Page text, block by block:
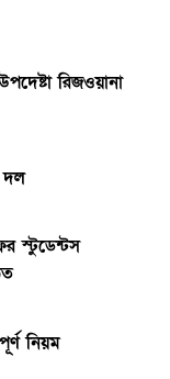
রিজওয়ানা
দল
স্টুডেন্টস
নিয়ম